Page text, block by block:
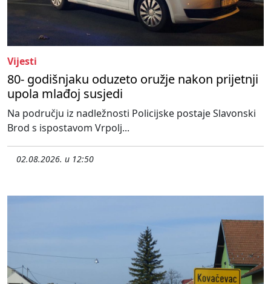
Vijesti
80- godišnjaku oduzeto oružje nakon prijetnji
upola mlađoj susjedi
Na području iz nadležnosti Policijske postaje Slavonski
Brod s ispostavom Vrpolj...
02.08.2026. u 12:50